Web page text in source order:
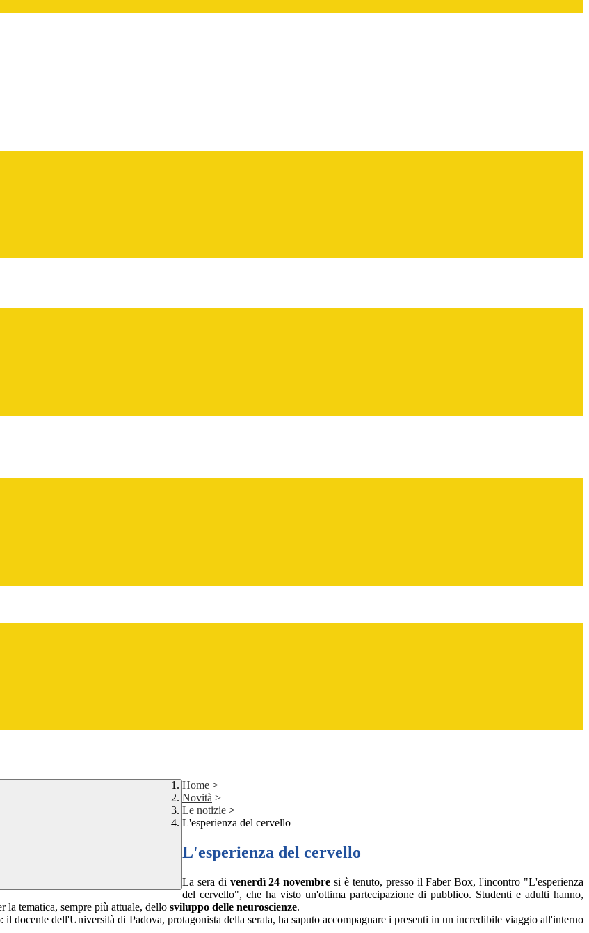
Home >
Novità >
Le notizie >
L'esperienza del cervello
L'esperienza del cervello
La sera di venerdì 24 novembre si è tenuto, presso il Faber Box, l'incontro "L'esperienza
del cervello", che ha visto un'ottima partecipazione di pubblico. Studenti e adulti hanno,
la tematica, sempre più attuale, dello sviluppo delle neuroscienze.
: il docente dell'Università di Padova, protagonista della serata, ha saputo accompagnare i presenti in un incredibile viaggio all'interno